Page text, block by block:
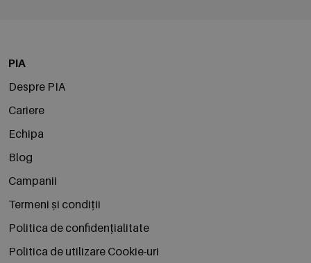
PIA
Despre PIA
Cariere
Echipa
Blog
Campanii
Termeni și condiții
Politica de confidențialitate
Politica de utilizare Cookie-uri